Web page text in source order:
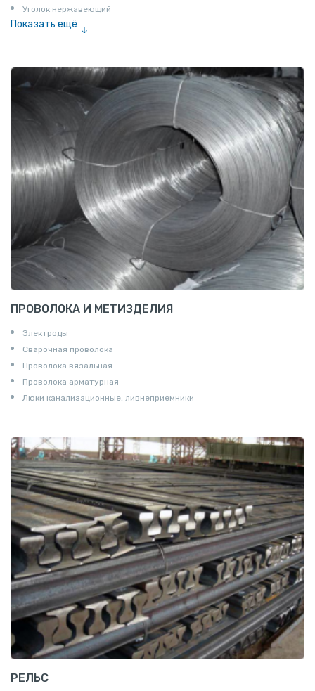
Уголок нержавеющий
Показать ещё
ПРОВОЛОКА И МЕТИЗДЕЛИЯ
Электроды
Сварочная проволока
Проволока вязальная
Проволока арматурная
Люки канализационные, ливнеприемники
РЕЛЬС